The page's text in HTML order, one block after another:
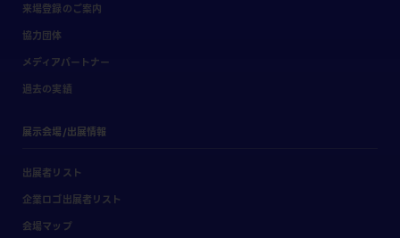
来場登録のご案内
協力団体
メディアパートナー
過去の実績
展示会場/出展情報
出展者リスト
企業ロゴ出展者リスト
会場マップ